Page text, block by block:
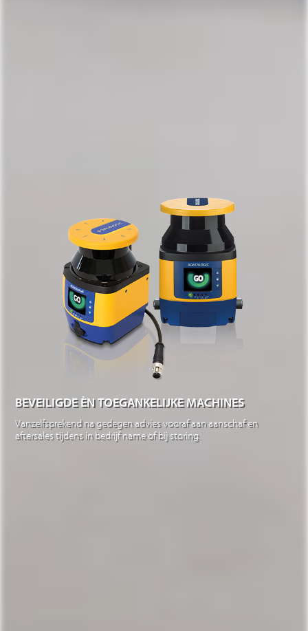
BEVEILIGDE ÈN TOEGANKELIJKE MACHINES
Vanzelfsprekend na gedegen advies vooraf aan aanschaf en
aftersales tijdens in bedrijf name of bij storing.